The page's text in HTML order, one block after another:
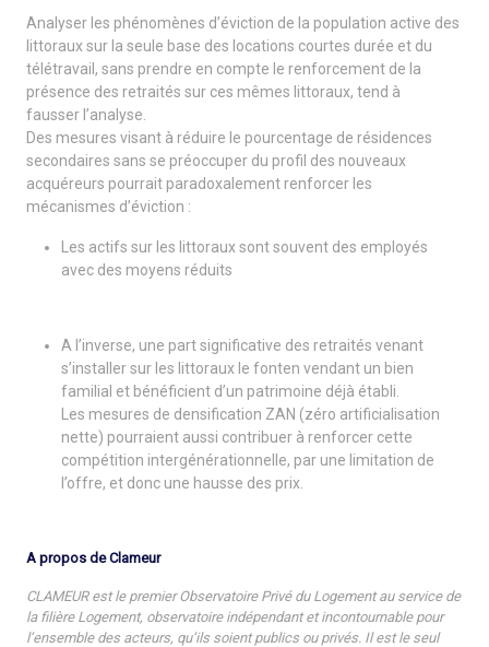
Analyser les phénomènes d’éviction de la population active des
littoraux sur la seule base des locations courtes durée et du
télétravail, sans prendre en compte le renforcement de la
présence des retraités sur ces mêmes littoraux, tend à
fausser l’analyse.
Des mesures visant à réduire le pourcentage de résidences
secondaires sans se préoccuper du profil des nouveaux
acquéreurs pourrait paradoxalement renforcer les
mécanismes d’éviction :
Les actifs sur les littoraux sont souvent des employés
avec des moyens réduits
A l’inverse, une part significative des retraités venant
s’installer sur les littoraux le fonten vendant un bien
familial et bénéficient d’un patrimoine déjà établi.
Les mesures de densification ZAN (zéro artificialisation
nette) pourraient aussi contribuer à renforcer cette
compétition intergénérationnelle, par une limitation de
l’offre, et donc une hausse des prix.
A propos de Clameur
CLAMEUR est le premier Observatoire Privé du Logement au service de
la filière Logement, observatoire indépendant et incontournable pour
l’ensemble des acteurs, qu’ils soient publics ou privés. Il est le seul